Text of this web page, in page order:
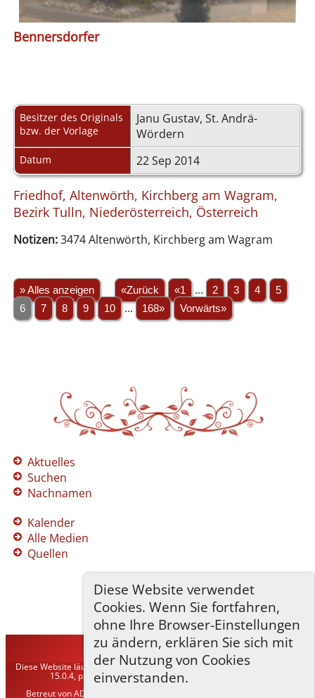
Diese Website verwendet
Cookies. Wenn Sie fortfahren,
ohne Ihre Browser-Einstellungen
zu ändern, erklären Sie sich mit
der Nutzung von Cookies
einverstanden.
Bennersdorfer
Besitzer des Originals
bzw. der Vorlage
Janu Gustav, St. Andrä-
Wördern
Datum 22 Sep 2014
Friedhof, Altenwörth, Kirchberg am Wagram,
Bezirk Tulln, Niederösterreich, Österreich
Notizen:3474 Altenwörth, Kirchberg am Wagram
» Alles anzeigen «Zurück «1 ... 2 3 4
5
6
7 8 9 10 ... 168» Vorwärts»
Aktuelles
Suchen
Nachnamen
Kalender
Alle Medien
Quellen
TNG-ADLER©2026
Diese Website läuft mitThe Next Generation of Genealogy Sitebuilding
15.0.4, programmiert von Darrin Lythgoe © 2001-2026.
Betreut vonADLER Heraldisch-Genealogische Gesellschaft, Wien